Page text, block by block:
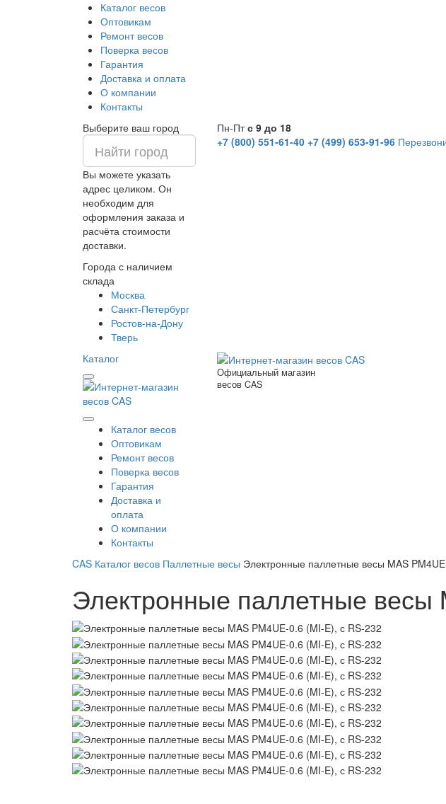
Каталог весов
Оптовикам
Ремонт весов
Поверка весов
Гарантия
Доставка и оплата
О компании
Контакты
Выберите ваш город
Вы можете указать
адрес целиком. Он
необходим для
оформления заказа и
расчёта стоимости
доставки.
Города с наличием
склада
Москва
Санкт-Петербург
Ростов-на-Дону
Тверь
Пн-Птс 9 до 18
+7 (800) 551-61-40 +7 (499) 653-91-96
Каталог
Каталог весов
Оптовикам
Ремонт весов
Поверка весов
Гарантия
Доставка и
оплата
О компании
Контакты
Официальный магазин
весов CAS
CAS Каталог весов Паллетные весы Электронные паллетные весы MAS
Электронные паллетные весы